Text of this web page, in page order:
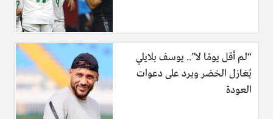
“لم أقل يومًا لا”.. يوسف بلايلي
يُغازل الخضر ويرد على دعوات
العودة